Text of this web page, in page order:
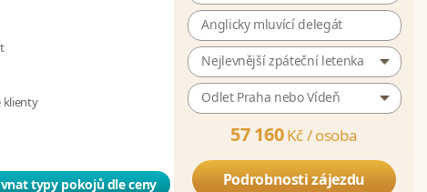
klienty
typy pokojů dle ceny
Anglicky mluvící delegát
Nejlevnější zpáteční letenka
Odlet Praha nebo Vídeň
57 160 Kč /osoba
Podrobnosti zájezdu